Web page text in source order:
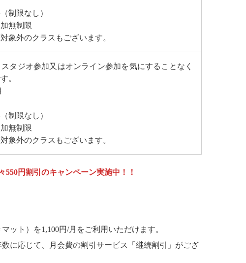
制限なし）
無制限
象外のクラスもございます。
タジオ参加又はオンライン参加を気にすることなく
。
制限なし）
無制限
象外のクラスもございます。
円割引のキャンペーン実施中！！
ト）を1,100円/月をご利用いただけます。
に応じて、月会費の割引サービス「継続割引」がござ